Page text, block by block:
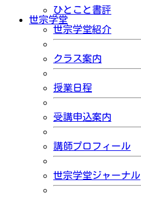
ひとこと書評
世宗学堂
世宗学堂紹介
クラス案内
授業日程
受講申込案内
講師プロフィール
世宗学堂ジャーナル